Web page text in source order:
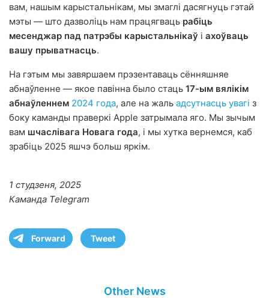
вам, нашым карыстальнікам, мы змаглі дасягнуць гэтай
мэты — што дазволіць нам працягваць рабіць
месенджар пад патрэбы карыстальнікаў і ахоўваць
вашу прыватнасць.
На гэтым мы завяршаем прэзентаваць сённяшняе
абнаўленне — якое павінна было стаць 17-ым вялікім
абнаўленнем 2024 года, але на жаль адсутнасць увагі з
боку каманды праверкі Apple затрымала яго. Мы зычым
вам шчаслівага Новага года, і мы хутка вернемся, каб
зрабіць 2025 яшчэ больш яркім.
1 студзеня, 2025
Каманда Telegram
Forward Tweet
Other News